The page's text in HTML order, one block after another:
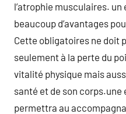
l’atrophie musculaires.
beaucoup d’avantages
Cette obligatoires ne doit
seulement à la perte du
vitalité physique mais
santé et de son
permettra au